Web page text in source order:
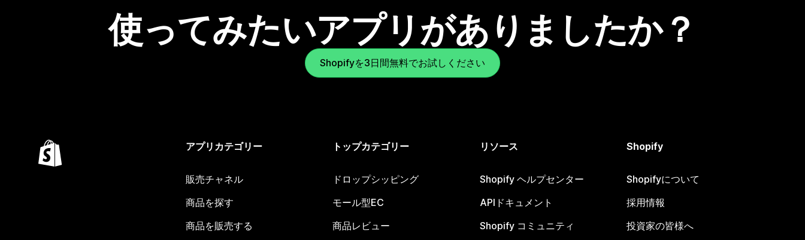
使ってみたいアプリがありましたか？
Shopifyを3日間無料でお試しください
アプリカテゴリー
販売チャネル
商品を探す
商品を販売する
トップカテゴリー
ドロップシッピング
モール型EC
商品レビュー
リソース
Shopify ヘルプセンター
APIドキュメント
Shopify コミュニティ
Shopify
Shopifyについて
採用情報
投資家の皆様へ